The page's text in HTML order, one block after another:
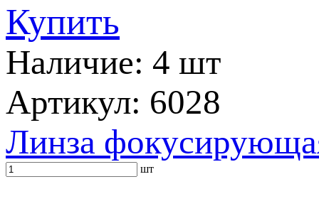
Купить
Наличие: 4 шт
Артикул: 6028
Линза
шт